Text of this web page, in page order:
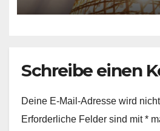
Schreibe einen
Deine E-Mail-Adresse wird
Erforderliche Felder sind mit*